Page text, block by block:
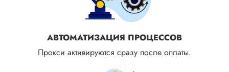
АВТОМАТИЗАЦИЯ ПРОЦЕССОВ
Прокси активируются сразу после оплаты.